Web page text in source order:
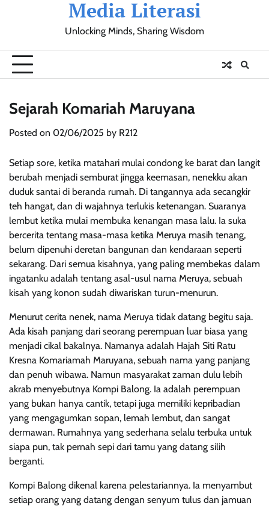
Media Literasi
Unlocking Minds, Sharing Wisdom
Pendidikan
SosialOlahraga
Resensi
Ulasan
Opini
Sejarah Komariah Maruyana
Posted on 02/06/2025 by R212
Setiap sore, ketika matahari mulai condong ke barat dan langit
berubah menjadi semburat jingga keemasan, nenekku akan
duduk santai di beranda rumah. Di tangannya ada secangkir
teh hangat, dan di wajahnya terlukis ketenangan. Suaranya
lembut ketika mulai membuka kenangan masa lalu. Ia suka
bercerita tentang masa-masa ketika Meruya masih tenang,
belum dipenuhi deretan bangunan dan kendaraan seperti
sekarang. Dari semua kisahnya, yang paling membekas dalam
ingatanku adalah tentang asal-usul nama Meruya, sebuah
kisah yang konon sudah diwariskan turun-menurun.
Menurut cerita nenek, nama Meruya tidak datang begitu saja.
Ada kisah panjang dari seorang perempuan luar biasa yang
menjadi cikal bakalnya. Namanya adalah Hajah Siti Ratu
Kresna Komariamah Maruyana, sebuah nama yang panjang
dan penuh wibawa. Namun masyarakat zaman dulu lebih
akrab menyebutnya Kompi Balong. Ia adalah perempuan
yang bukan hanya cantik, tetapi juga memiliki kepribadian
yang mengagumkan sopan, lemah lembut, dan sangat
dermawan. Rumahnya yang sederhana selalu terbuka untuk
siapa pun, tak pernah sepi dari tamu yang datang silih
berganti.
Kompi Balong dikenal karena pelestariannya. Ia menyambut
setiap orang yang datang dengan senyum tulus dan jamuan